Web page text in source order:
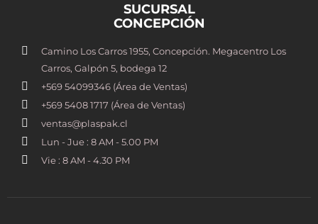
SUCURSAL
CONCEPCIÓN
Camino Los Carros 1955, Concepción. Megacentro Los
Carros, Galpón 5, bodega 12
+569 54099346 (Área de Ventas)
+569 5408 1717 (Área de Ventas)
ventas@plaspak.cl
Lun - Jue : 8 AM - 5.00 PM
Vie : 8 AM - 4.30 PM